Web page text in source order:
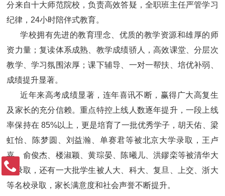
分来自十大师范院校，负责高效答疑，全职班主任严管学习
纪律，24小时陪伴式教育。
学校拥有先进的教育理念、优质的教学资源和雄厚的师
资力量；复读体系成熟、教学成绩骄人，高效课堂、分层次
教学、学习氛围浓厚；课下辅导、一对一帮扶、培优补弱、
成绩提升显著。
近年来高考成绩显著，连年喜讯不断，赢得广大高复生
及家长的充分信赖。重点特控上线人数逐年提升，一段上线
率保持在 85%以上，更是培育了一批优秀学子，胡天佑、梁
虹怡、陈梦圆、刘益瀚、单赛君等被北京大学录取，王卢
嘉、俞俊杰、楼淑颖、黄琮晏、陈曦儿、洪鏐栾等被清华大
学录取，还有一大批学生被人大、科大、复旦、上交、浙大
等名校录取，家长满意度和社会声誉不断提升。